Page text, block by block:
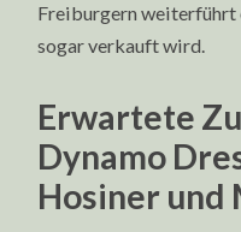
Freiburgern weiterführt
sogar verkauft wird.
Erwartete
Dynamo
Hosiner und